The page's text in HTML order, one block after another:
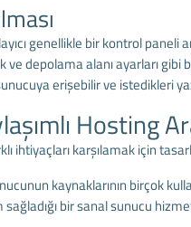
genellikle bir kontrol paneli
ve depolama alanı ayarları
erişebilir ve istedikleri
Hosting
ihtiyaçları karşılamak için
kaynaklarının birçok
bir sanal sunucu